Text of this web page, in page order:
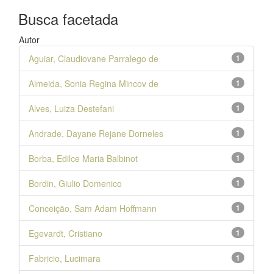
Busca facetada
Autor
1
Aguiar, Claudiovane Parralego de
1
Almeida, Sonia Regina Mincov de
1
Alves, Luiza Destefani
1
Andrade, Dayane Rejane Dorneles
1
Borba, Edilce Maria Balbinot
1
Bordin, Giulio Domenico
1
Conceição, Sam Adam Hoffmann
1
Egevardt, Cristiano
1
Fabricio, Lucimara